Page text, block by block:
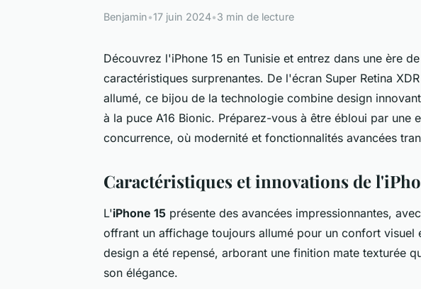
Benjamin•17 juin 2024•3 min de lecture
Découvrez l'iPhone 15 en Tunisie et entrez dans une ère
caractéristiques surprenantes. De l'écran Super Retina
allumé, ce bijou de la technologie combine design
à la puce A16 Bionic. Préparez-vous à être ébloui par une
concurrence, où modernité et fonctionnalités avancées
Caractéristiques et innovations de
L'iPhone 15 présente des avancées impressionnantes,
offrant un affichage toujours allumé pour un confort visuel
design a été repensé, arborant une finition mate texturée
son élégance.